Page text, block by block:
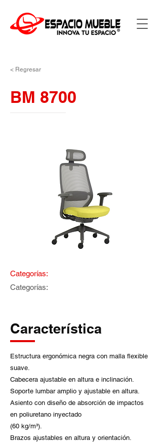
< Regresar
BM 8700
Categorías:
Categorías:
Característica
Estructura ergonómica negra con malla flexible
suave.
Cabecera ajustable en altura e inclinación.
Soporte lumbar amplio y ajustable en altura.
Asiento con diseño de absorción de impactos
en poliuretano inyectado
(60 kg/m³).
Brazos ajustables en altura y orientación.